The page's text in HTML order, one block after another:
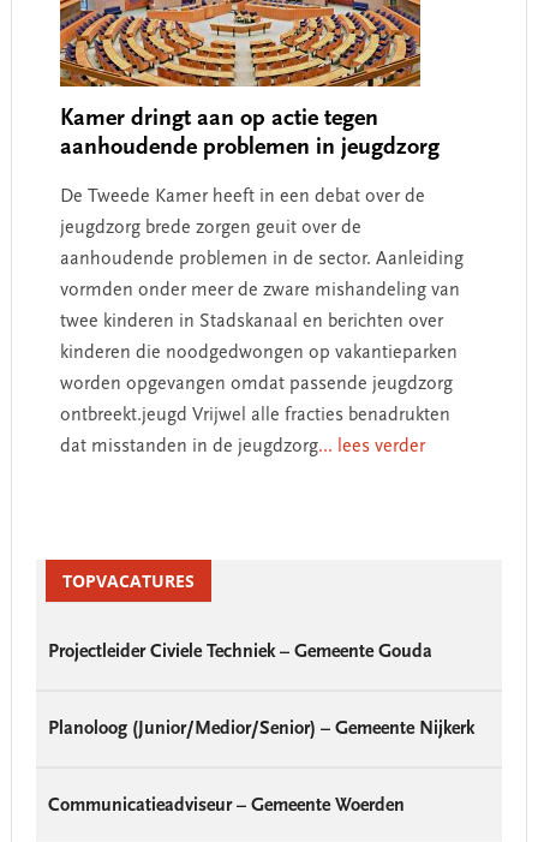
Kamer dringt aan op actie tegen
aanhoudende problemen in jeugdzorg
De Tweede Kamer heeft in een debat over de
jeugdzorg brede zorgen geuit over de
aanhoudende problemen in de sector. Aanleiding
vormden onder meer de zware mishandeling van
twee kinderen in Stadskanaal en berichten over
kinderen die noodgedwongen op vakantieparken
worden opgevangen omdat passende jeugdzorg
ontbreekt.jeugd Vrijwel alle fracties benadrukten
dat misstanden in de jeugdzorg... lees verder
SidebarTOPVACATURES
Projectleider Civiele Techniek – Gemeente Gouda
Planoloog (Junior/Medior/Senior) – Gemeente Nijkerk
Communicatieadviseur – Gemeente Woerden